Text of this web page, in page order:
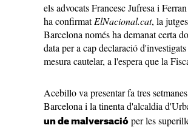
els advocats Francesc Jufresa i
ha confirmatElNacional.cat, la
Barcelona només ha demanat certa
data per a cap declaració
mesura cautelar, a l'espera que la
Acebillo va presentar fa tres
Barcelona i la tinenta d'alcaldia
un de malversació per les